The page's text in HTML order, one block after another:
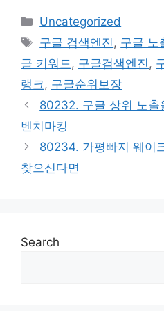
Categories
Uncategorized
Tags
구글 검색엔진 , 구글 노
글 키워드 , 구글검색엔진 ,
랭크 , 구글순위보장
80232. 구글 상위 노출
벤치마킹
80234. 가평빠지 웨이
찾으신다면
Search